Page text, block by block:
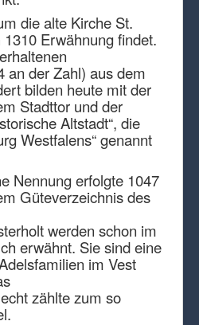
die alte Kirche St.
Erwähnung findet.
an der Zahl) aus dem
bilden heute mit der
Stadttor und der
Altstadt“, die
Westfalens“ genannt
Nennung erfolgte 1047
Güteverzeichnis des
werden schon im
erwähnt. Sie sind eine
im Vest
zählte zum so